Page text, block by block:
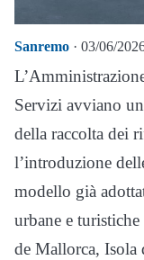
Sanremo · 03/06/
Servizi avviano
della raccolta dei
l’introduzione
modello già
urbane e
de Mallorca, Isola